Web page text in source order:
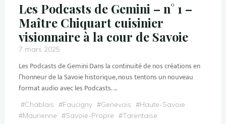
Les Podcasts de Gemini – n° 1 –
Maître Chiquart cuisinier
visionnaire à la cour de Savoie
7 mars 2025
Les Podcasts de Gemini Dans la continuité de nos créations en
l’honneur de la Savoie historique, nous tentons un nouveau
format audio avec les Podcasts. …
#Chablais #Faucigny #Genevois #Haute-Savoie
#Maurienne #Savoie-Propre #Tarentaise